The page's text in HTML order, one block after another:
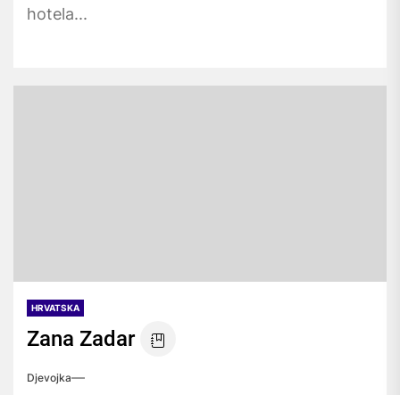
hotela...
HRVATSKA
Zana Zadar
Djevojka